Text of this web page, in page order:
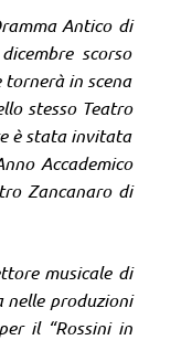
Antico di
scorso
tornerà in scena
stesso Teatro
è stata invitata
Accademico
Zancanaro di
musicale di
nelle produzioni
il “Rossini in